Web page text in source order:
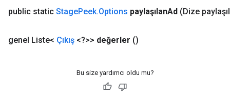
public static StagePeek.Options paylaşılanAd (Dize
genel Liste< Çıkış <?>> değerler ()
Bu size yardımcı oldu mu?